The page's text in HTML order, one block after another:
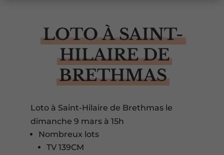
LOTO À SAINT-
HILAIRE DE
BRETHMAS
Loto à Saint-Hilaire de Brethmas le
dimanche 9 mars à 15h
Nombreux lots
TV 139CM